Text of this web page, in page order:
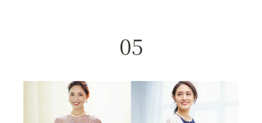
05